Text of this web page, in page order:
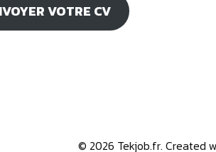
VOTRE CV
© 2026 Tekjob.fr. Created